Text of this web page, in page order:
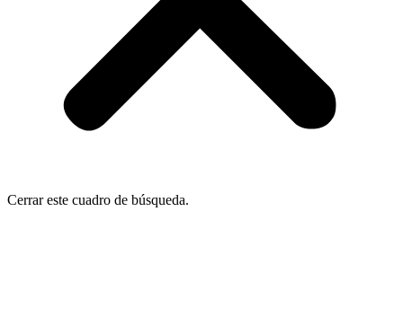
Cerrar este cuadro de búsqueda.